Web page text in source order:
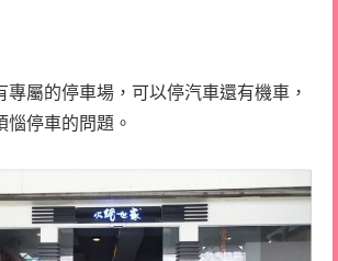
屬的停車場，可以停汽車還有機車，
停車的問題。